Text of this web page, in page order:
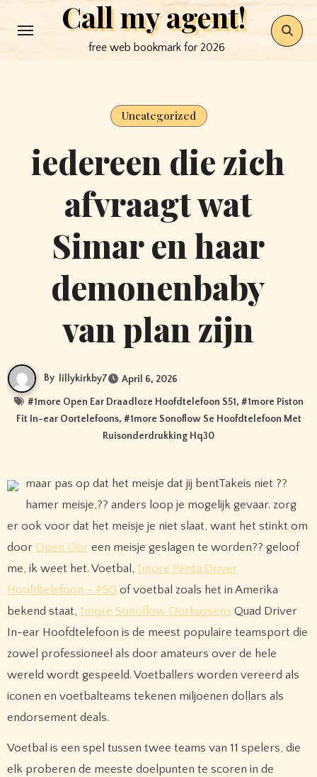
to
Call my agent!
free web bookmark for 2026
Uncategorized
iedereen die zich
afvraagt ​​wat
Simar en haar
demonenbaby
van plan zijn
By lillykirkby7 April 6, 2026
#1more Open Ear Draadloze Hoofdtelefoon S51, #1more Piston
Fit In-ear Oortelefoons, #1more Sonoflow Se Hoofdtelefoon Met
Ruisonderdrukking Hq30
maar pas op dat het meisje dat jij bentTakeis niet ??
hamer meisje,?? anders loop je mogelijk gevaar. zorg
er ook voor dat het meisje je niet slaat, want het stinkt om
door Open Ooreen meisje geslagen te worden?? geloof
me, ik weet het. Voetbal, 1more Penta Driver
Hoofdtelefoon – P50 of voetbal zoals het in Amerika
bekend staat, 1more Sonoflow Oorkussens Quad Driver
In-ear Hoofdtelefoon is de meest populaire teamsport die
zowel professioneel als door amateurs over de hele
wereld wordt gespeeld. Voetballers worden vereerd als
iconen en voetbalteams tekenen miljoenen dollars als
endorsement deals.
Voetbal is een spel tussen twee teams van 11 spelers, die
elk proberen de meeste doelpunten te scoren in de